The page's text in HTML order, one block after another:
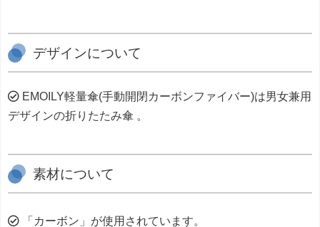
デザインについて
EMOILY軽量傘(手動開閉カーボンファイバー)は男女兼用
デザインの折りたたみ傘 。
素材について
「カーボン」が使用されています。